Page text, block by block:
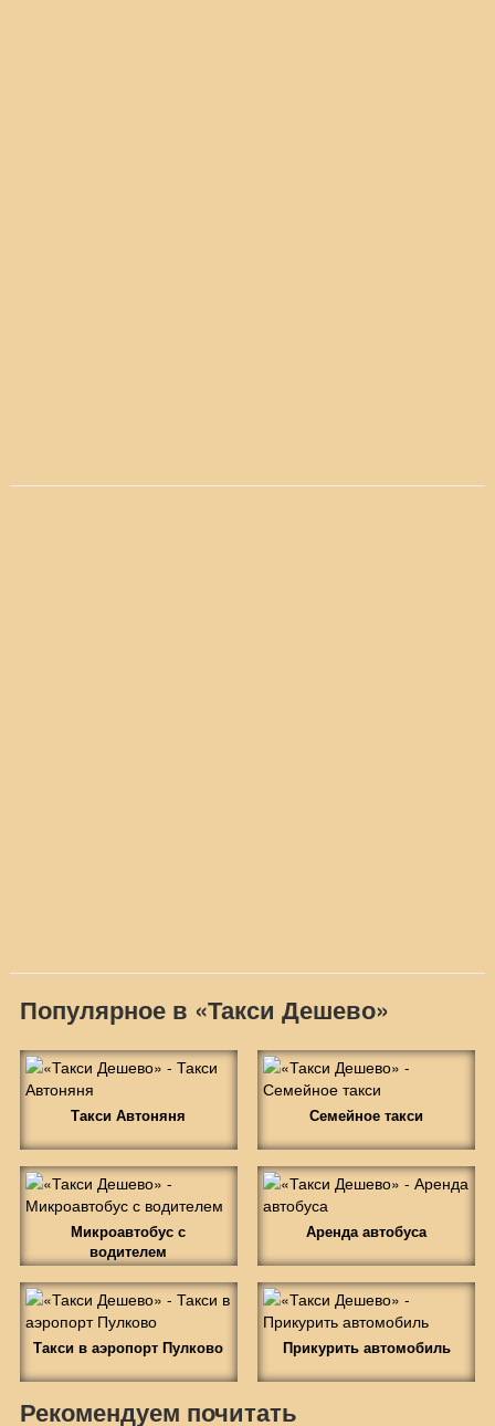
Популярное в «Такси Дешево»
Такси Автоняня Семейное такси
Микроавтобус с
водителем
Аренда автобуса
Такси в аэропорт Пулково Прикурить автомобиль
Рекомендуем почитать